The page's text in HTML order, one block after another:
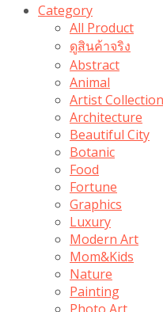
Category
All Product
ดูสินค้าจริง
Abstract
Animal
Artist Collection
Architecture
Beautiful City
Botanic
Food
Fortune
Graphics
Luxury
Modern Art
Mom&Kids
Nature
Painting
Photo Art